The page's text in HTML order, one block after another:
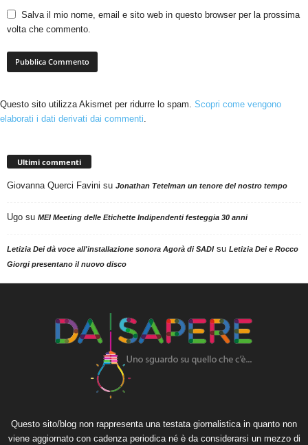
Salva il mio nome, email e sito web in questo browser per la prossima
volta che commento.
Questo sito utilizza Akismet per ridurre lo spam. Scopri come vengono
elaborati i dati derivati dai commenti.
Ultimi commenti
Giovanna Querci Favini su Jonathan Tetelman un tenore del nostro tempo
Ugo su MEI Meeting delle Etichette Indipendenti festeggia 30 anni
Letizia Dei dà voce all'installazione sonora Agorà di SADIsu Letizia Dei e Rocco
Giorgi presentano il nuovo disco
Questo sito/blog non rappresenta una testata giornalistica in quanto non
viene aggiornato con cadenza periodica né è da considerarsi un mezzo di